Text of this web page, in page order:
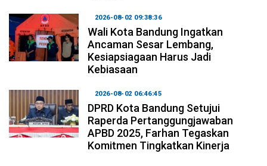
2026-08-02 09:38:36
Wali Kota Bandung Ingatkan
Ancaman Sesar Lembang,
Kesiapsiagaan Harus Jadi
Kebiasaan
2026-08-02 06:46:45
DPRD Kota Bandung Setujui
Raperda Pertanggungjawaban
APBD 2025, Farhan Tegaskan
Komitmen Tingkatkan Kinerja